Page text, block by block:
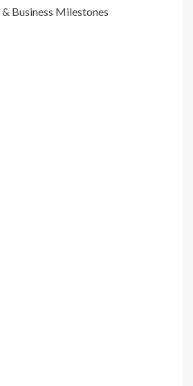
Business Milestones